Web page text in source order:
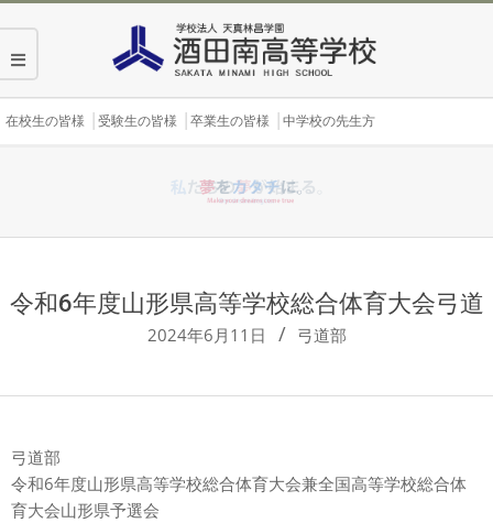
content
Secondary
在校生の皆様 受験生の皆様 卒業生の皆様 中学校の先生方
令和6年度山形県高等学校総合体育大会弓道
2024年6月11日 弓道部
弓道部
令和6年度山形県高等学校総合体育大会兼全国高等学校総合体
育大会山形県予選会